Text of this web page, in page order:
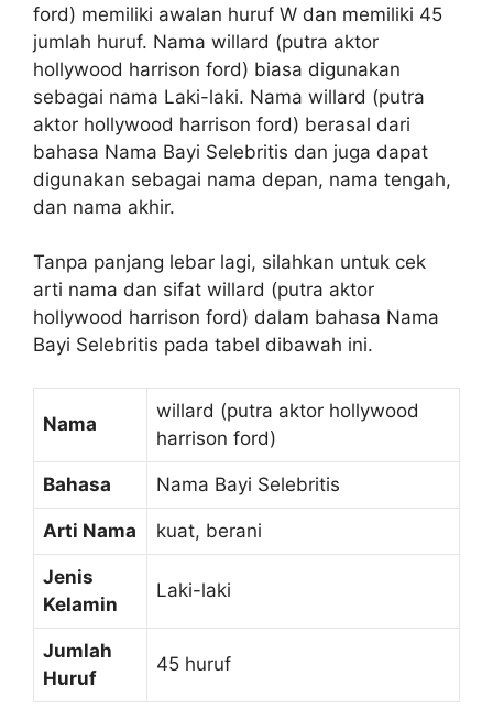
ford) memiliki awalan huruf W dan memiliki 45
jumlah huruf. Nama willard (putra aktor
hollywood harrison ford) biasa digunakan
sebagai nama Laki-laki. Nama willard (putra
aktor hollywood harrison ford) berasal dari
bahasa Nama Bayi Selebritis dan juga dapat
digunakan sebagai nama depan, nama tengah,
dan nama akhir.
Tanpa panjang lebar lagi, silahkan untuk cek
arti nama dan sifat willard (putra aktor
hollywood harrison ford) dalam bahasa Nama
Bayi Selebritis pada tabel dibawah ini.
Nama
willard (putra aktor hollywood
harrison ford)
Bahasa Nama Bayi Selebritis
Arti Nama kuat, berani
Jenis
Kelamin
Laki-laki
Jumlah
Huruf
45 huruf